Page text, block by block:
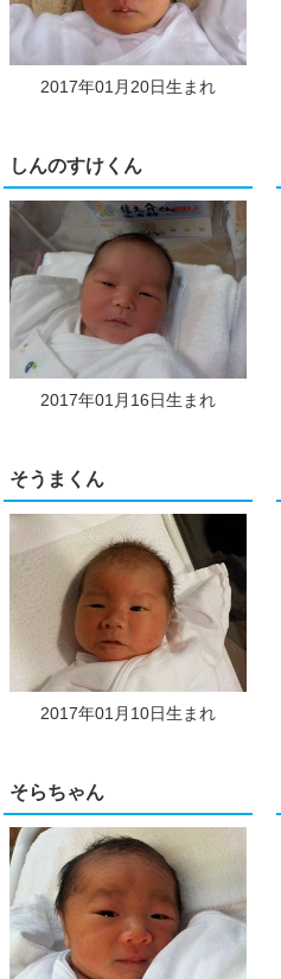
2017年01月20日生まれ
しんのすけくん
2017年01月16日生まれ
そうまくん
2017年01月10日生まれ
そらちゃん